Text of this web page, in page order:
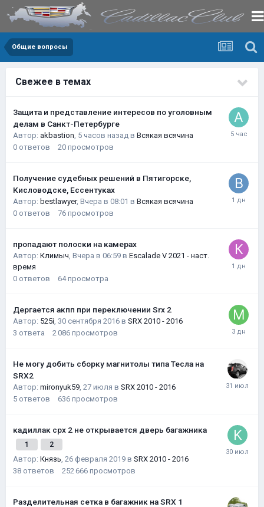
Общие вопросы
Свежее в темах
Защита и представление интересов по уголовным
делам в Санкт-Петербурге
Автор: akbastion, 5 часов назад в Всякая всячина
0 ответов 20 просмотров
Получение судебных решений в Пятигорске,
Кисловодске, Ессентуках
Автор: bestlawyer, Вчера в 08:01 в Всякая всячина
0 ответов 76 просмотров
пропадают полоски на камерах
Автор: Климыч, Вчера в 06:59 в Escalade V 2021 - наст.
время
0 ответов 64 просмотра
Дергается акпп при переключении Srx 2
Автор: 525i, 30 сентября 2016 в SRX 2010 - 2016
3 ответа 2 086 просмотров
Не могу добить сборку магнитолы типа Тесла на
SRX2
Автор: mironyuk59, 27 июля в SRX 2010 - 2016
5 ответов 636 просмотров
кадиллак срх 2 не открывается дверь багажника
1 2
Автор: Князь, 26 февраля 2019 в SRX 2010 - 2016
38 ответов 252 666 просмотров
Разделительная сетка в багажник на SRX 1